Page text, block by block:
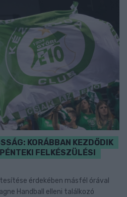
KORÁBBAN KEZDŐDIK
FELKÉSZÜLÉSI
érdekében másfél órával
Handball elleni találkozó